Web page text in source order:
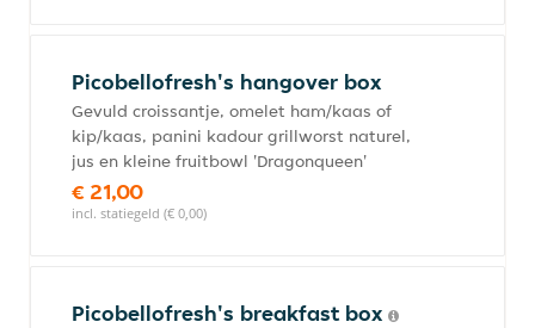
Picobellofresh's hangover box
Gevuld croissantje, omelet ham/kaas of
kip/kaas, panini kadour grillworst naturel,
jus en kleine fruitbowl 'Dragonqueen'
€ 21,00
incl. statiegeld (€ 0,00)
Picobellofresh's breakfast box